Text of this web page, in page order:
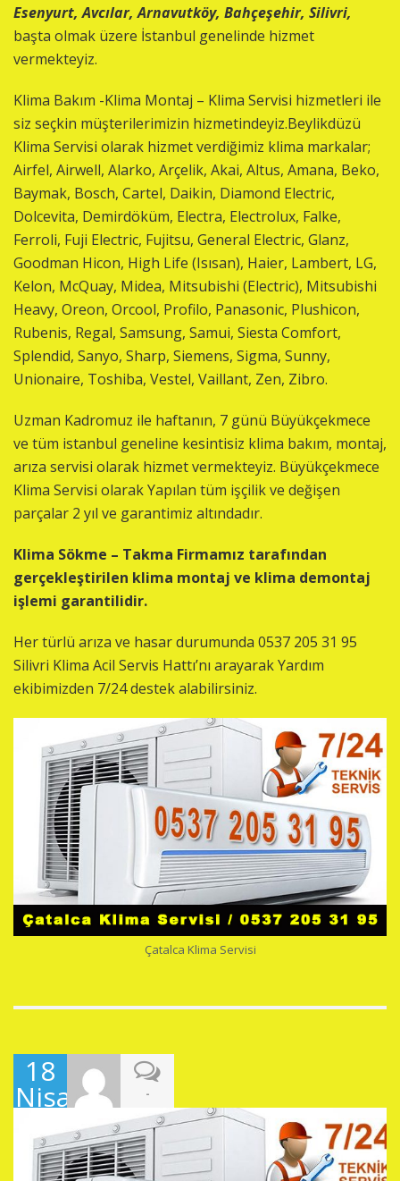
Esenyurt, Avcılar, Arnavutköy, Bahçeşehir, Silivri,
başta olmak üzere İstanbul genelinde hizmet
vermekteyiz.
Klima Bakım -Klima Montaj – Klima Servisi hizmetleri ile
siz seçkin müşterilerimizin hizmetindeyiz.Beylikdüzü
Klima Servisi olarak hizmet verdiğimiz klima markalar;
Airfel, Airwell, Alarko, Arçelik, Akai, Altus, Amana, Beko,
Baymak, Bosch, Cartel, Daikin, Diamond Electric,
Dolcevita, Demirdöküm, Electra, Electrolux, Falke,
Ferroli, Fuji Electric, Fujitsu, General Electric, Glanz,
Goodman Hicon, High Life (Isısan), Haier, Lambert, LG,
Kelon, McQuay, Midea, Mitsubishi (Electric), Mitsubishi
Heavy, Oreon, Orcool, Profilo, Panasonic, Plushicon,
Rubenis, Regal, Samsung, Samui, Siesta Comfort,
Splendid, Sanyo, Sharp, Siemens, Sigma, Sunny,
Unionaire, Toshiba, Vestel, Vaillant, Zen, Zibro.
Uzman Kadromuz ile haftanın, 7 günü Büyükçekmece
ve tüm istanbul geneline kesintisiz klima bakım, montaj,
arıza servisi olarak hizmet vermekteyiz. Büyükçekmece
Klima Servisi olarak Yapılan tüm işçilik ve değişen
parçalar 2 yıl ve garantimiz altındadır.
Klima Sökme – Takma Firmamız tarafından
gerçekleştirilen klima montaj ve klima demontaj
işlemi garantilidir.
Her türlü arıza ve hasar durumunda 0537 205 31 95
Silivri Klima Acil Servis Hattı’nı arayarak Yardım
ekibimizden 7/24 destek alabilirsiniz.
Çatalca Klima Servisi
18
Nisan
2019
-